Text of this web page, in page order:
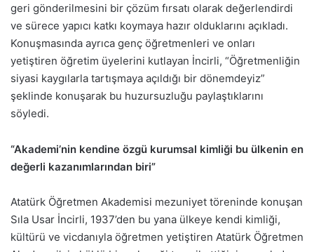
geri gönderilmesini bir çözüm fırsatı olarak değerlendirdi
ve sürece yapıcı katkı koymaya hazır olduklarını açıkladı.
Konuşmasında ayrıca genç öğretmenleri ve onları
yetiştiren öğretim üyelerini kutlayan İncirli, “Öğretmenliğin
siyasi kaygılarla tartışmaya açıldığı bir dönemdeyiz”
şeklinde konuşarak bu huzursuzluğu paylaştıklarını
söyledi.
“Akademi’nin kendine özgü kurumsal kimliği bu ülkenin en
değerli kazanımlarından biri”
Atatürk Öğretmen Akademisi mezuniyet töreninde konuşan
Sıla Usar İncirli, 1937’den bu yana ülkeye kendi kimliği,
kültürü ve vicdanıyla öğretmen yetiştiren Atatürk Öğretmen